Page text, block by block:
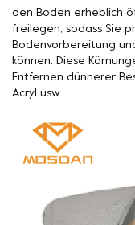
den Boden erheblich
freilegen, sodass Sie
Bodenvorbereitung
können. Diese
Entfernen dünnerer
Acryl usw.